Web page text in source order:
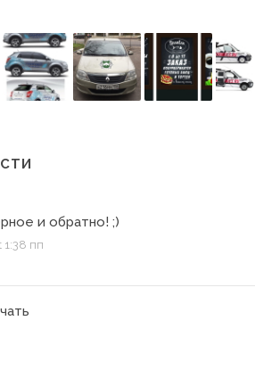
и обратно! ;)
1:38 пп